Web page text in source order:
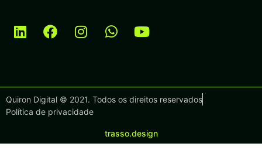
Quiron Digital © 2021. Todos os direitos reservados
Política de privacidade
trasso.design